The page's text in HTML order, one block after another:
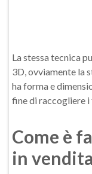
La stessa tecnica
3D, ovviamente la
ha forma e
fine di raccogliere
Come è
in vendita